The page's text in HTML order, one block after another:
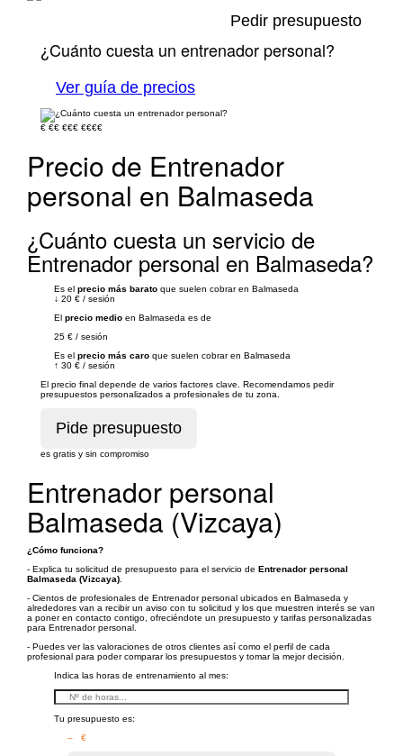
Pedir presupuesto
¿Cuánto cuesta un entrenador personal?
Ver guía de precios
€ €€ €€€ €€€€
Precio de Entrenador
personal en Balmaseda
¿Cuánto cuesta un servicio de
Entrenador personal en Balmaseda?
Es el precio más barato que suelen cobrar en Balmaseda
↓ 20 € / sesión
El precio medio en Balmaseda es de
25 € / sesión
Es el precio más caro que suelen cobrar en Balmaseda
↑ 30 € / sesión
El precio final depende de varios factores clave. Recomendamos pedir
presupuestos personalizados a profesionales de tu zona.
es gratis y sin compromiso
Entrenador personal
Balmaseda (Vizcaya)
¿Cómo funciona?
- Explica tu solicitud de presupuesto para el servicio de Entrenador personal
Balmaseda (Vizcaya)
- Cientos de profesionales de Entrenador personal ubicados en Balmaseda y
alrededores van a recibir un aviso con tu solicitud y los que muestren interés se van
a poner en contacto contigo, ofreciéndote un presupuesto y tarifas personalizadas
para Entrenador personal.
- Puedes ver las valoraciones de otros clientes así como el perfil de cada
profesional para poder comparar los presupuestos y tomar la mejor decisión.
Indica las horas de entrenamiento al mes:
Tu presupuesto es:
– €